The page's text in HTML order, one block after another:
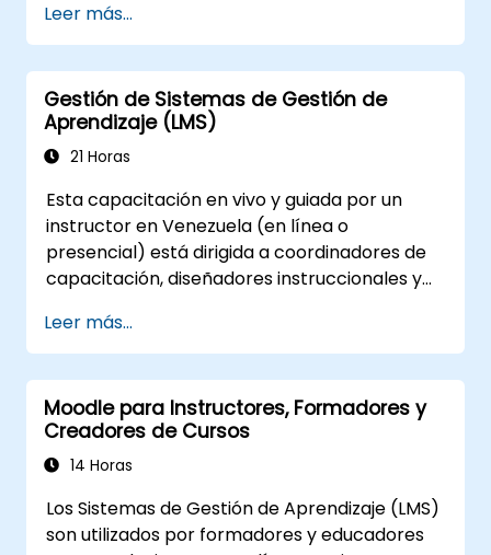
Leer más...
Gestión de Sistemas de Gestión de
Aprendizaje (LMS)
21 Horas
Esta capacitación en vivo y guiada por un
instructor en Venezuela (en línea o
presencial) está dirigida a coordinadores de
capacitación, diseñadores instruccionales y
desean dominar la configuración del LMS, la
gestión de usuarios y roles, la creación de
cursos, el seguimiento, los informes y las
mejores prácticas para la preparación de
certificaciones.
Leer más...
Moodle para Instructores, Formadores y
Creadores de Cursos
14 Horas
Los Sistemas de Gestión de Aprendizaje (LMS)
son utilizados por formadores y educadores